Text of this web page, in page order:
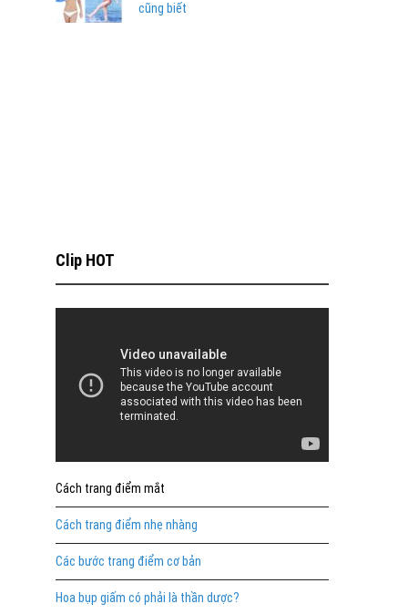
cũng biết
Clip HOT
Cách trang điểm mắt
Cách trang điểm nhẹ nhàng
Các bước trang điểm cơ bản
Hoa bụp giấm có phải là thần dược?